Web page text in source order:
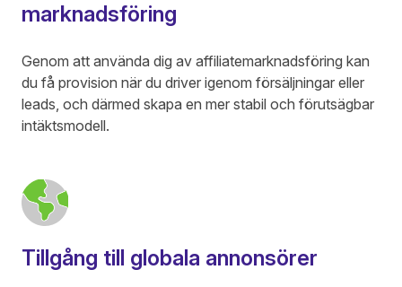
marknadsföring
Genom att använda dig av affiliatemarknadsföring kan
du få provision när du driver igenom försäljningar eller
leads, och därmed skapa en mer stabil och förutsägbar
intäktsmodell.
Tillgång till globala annonsörer